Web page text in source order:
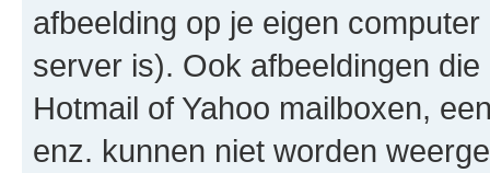
afbeelding op je eigen
server is). Ook afbeeldingen
Hotmail of Yahoo mailboxen,
enz. kunnen niet worden